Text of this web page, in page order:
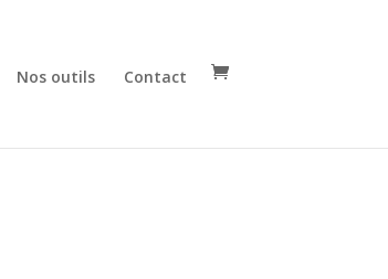
Nos outils Contact